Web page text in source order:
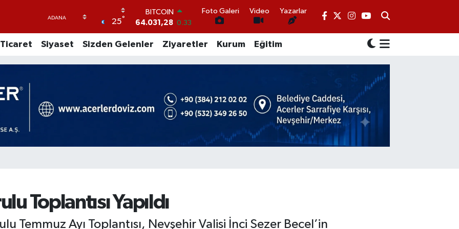
25°
BITCOIN
64.031,28
0.33
47,5452
GRAM ALTIN
6249.61 0.85
BİST100
Foto Galeri Video Yazarlar
Ticaret Siyaset Sizden Gelenler Ziyaretler Kurum Eğitim
Toplantısı Yapıldı
Temmuz Ayı Toplantısı, Nevşehir Valisi İnci Sezer Becel’in